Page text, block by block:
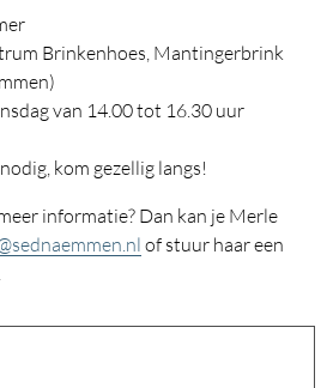
Brinkenhoes, Mantingerbrink
van 14.00 tot 16.30 uur
kom gezellig langs!
informatie? Dan kan je Merle
of stuur haar een